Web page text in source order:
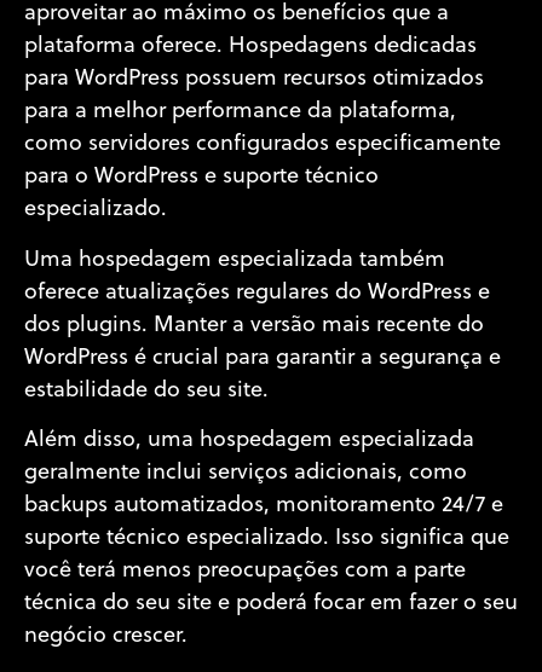
aproveitar ao máximo os benefícios que a
plataforma oferece. Hospedagens dedicadas
para WordPress possuem recursos otimizados
para a melhor performance da plataforma,
como servidores configurados especificamente
para o WordPress e suporte técnico
especializado.
Uma hospedagem especializada também
oferece atualizações regulares do WordPress e
dos plugins. Manter a versão mais recente do
WordPress é crucial para garantir a segurança e
estabilidade do seu site.
Além disso, uma hospedagem especializada
geralmente inclui serviços adicionais, como
backups automatizados, monitoramento 24/7 e
suporte técnico especializado. Isso significa que
você terá menos preocupações com a parte
técnica do seu site e poderá focar em fazer o seu
negócio crescer.